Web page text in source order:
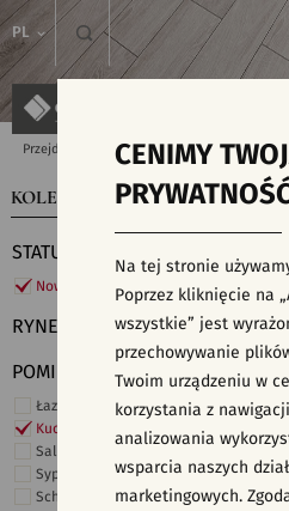
PL
Przejdź do strony głównej Kolekcje
KOLEKCJE
STATUS
Nowości
RYNEK
POMIESZCZENIE
Łazienka
Kuchnia
Salon i hol
Sypialnia
Schody
CENIMY
Na tej stronie
Poprzez kliknięcie na
wszystkie” jest
przechowywanie
Twoim urządzeniu w
korzystania z
analizowania
wsparcia naszych
marketingowych.